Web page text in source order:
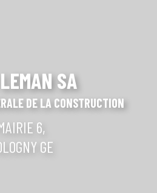
SA
DE LA CONSTRUCTION
6,
GE